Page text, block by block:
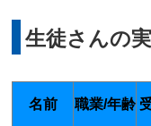
生徒さんの
名前 職業/年齢